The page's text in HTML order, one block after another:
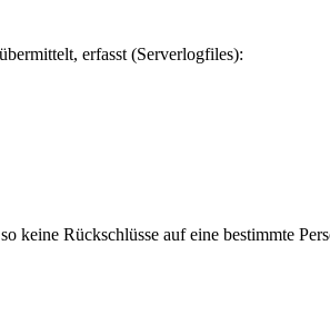
erfasst (Serverlogfiles):
keine Rückschlüsse auf eine bestimmte